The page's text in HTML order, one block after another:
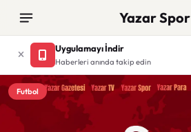
Yazar Spor
Uygulamayı İndir
Haberleri anında takip edin
Futbol